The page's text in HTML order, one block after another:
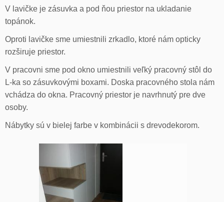
V lavičke je zásuvka a pod ňou priestor na ukladanie
topánok.
Oproti lavičke sme umiestnili zrkadlo, ktoré nám opticky
rozširuje priestor.
V pracovni sme pod okno umiestnili veľký pracovný stôl do
L-ka so zásuvkovými boxami. Doska pracovného stola nám
vchádza do okna. Pracovný priestor je navrhnutý pre dve
osoby.
Nábytky sú v bielej farbe v kombinácii s drevodekorom.